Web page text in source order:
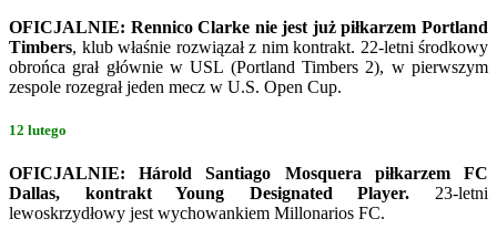
OFICJALNIE: Rennico Clarke nie jest już piłkarzem Portland
Timbers, klub właśnie rozwiązał z nim kontrakt. 22-letni środkowy
obrońca grał głównie w USL (Portland Timbers 2), w pierwszym
zespole rozegrał jeden mecz w U.S. Open Cup.
12 lutego
OFICJALNIE: Hárold Santiago Mosquera piłkarzem FC
Dallas, kontrakt Young Designated Player. 23-letni
lewoskrzydłowy jest wychowankiem Millonarios FC.